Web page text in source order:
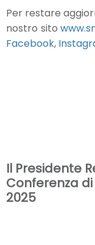
Per restare
nostro sito
Facebook,
Il Presidente
Conferenza
2025